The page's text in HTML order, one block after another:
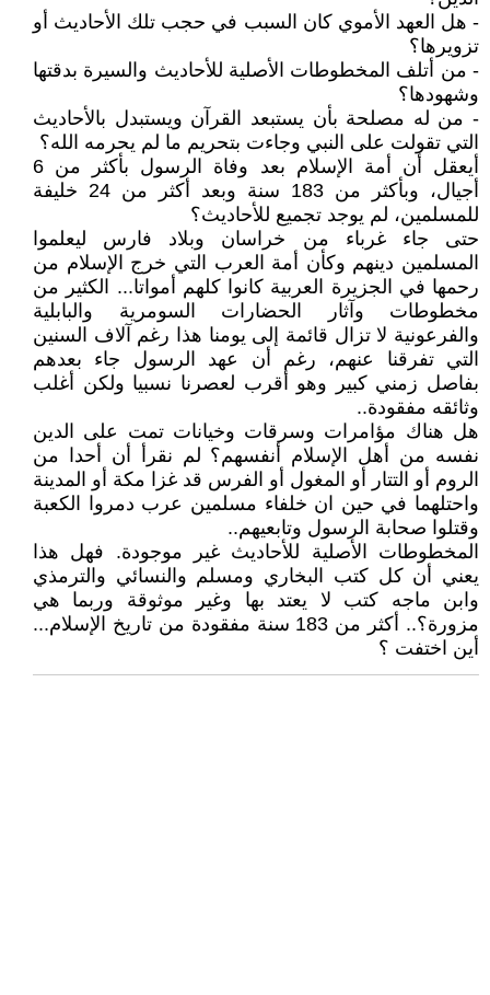
- هل العهد الأموي كان السبب في حجب تلك الأحاديث أو
تزويرها؟
- من أتلف المخطوطات الأصلية للأحاديث والسيرة بدقتها
وشهودها؟
- من له مصلحة بأن يستبعد القرآن ويستبدل بالأحاديث
التي تقولت على النبي وجاءت بتحريم ما لم يحرمه الله؟
أيعقل أن أمة الإسلام بعد وفاة الرسول بأكثر من 6
أجيال، وبأكثر من 183 سنة وبعد أكثر من 24 خليفة
للمسلمين، لم يوجد تجميع للأحاديث؟
حتى جاء غرباء من خراسان وبلاد فارس ليعلموا
المسلمين دينهم وكأن أمة العرب التي خرج الإسلام من
رحمها في الجزيرة العربية كانوا كلهم أمواتا... الكثير من
مخطوطات وآثار الحضارات السومرية والبابلية
والفرعونية لا تزال قائمة إلى يومنا هذا رغم آلاف السنين
التي تفرقنا عنهم، رغم أن عهد الرسول جاء بعدهم
بفاصل زمني كبير وهو أقرب لعصرنا نسبيا ولكن أغلب
وثائقه مفقودة..
هل هناك مؤامرات وسرقات وخيانات تمت على الدين
نفسه من أهل الإسلام أنفسهم؟ لم نقرأ أن أحدا من
الروم أو التتار أو المغول أو الفرس قد غزا مكة أو المدينة
واحتلهما في حين ان خلفاء مسلمين عرب دمروا الكعبة
وقتلوا صحابة الرسول وتابعيهم..
المخطوطات الأصلية للأحاديث غير موجودة. فهل هذا
يعني أن كل كتب البخاري ومسلم والنسائي والترمذي
وابن ماجه كتب لا يعتد بها وغير موثوقة وربما هي
مزورة؟.. أكثر من 183 سنة مفقودة من تاريخ الإسلام...
أين اختفت ؟